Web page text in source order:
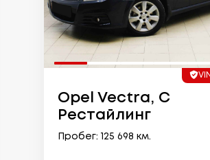
Opel Vectra, C
Рестайлинг
Пробег: 125 698 км.